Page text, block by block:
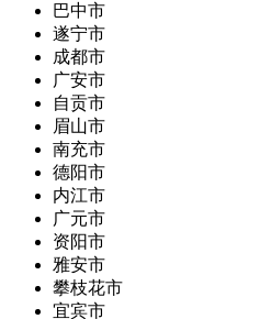
巴中市
遂宁市
成都市
广安市
自贡市
眉山市
南充市
德阳市
内江市
广元市
资阳市
雅安市
攀枝花市
宜宾市